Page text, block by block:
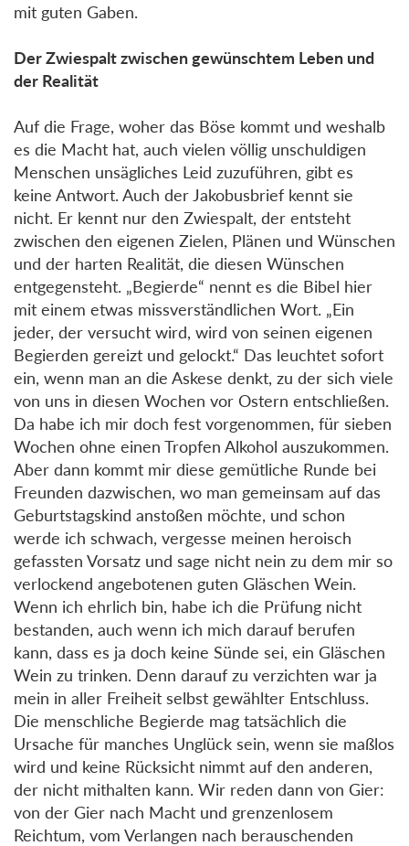
mit guten Gaben.
Der Zwiespalt zwischen gewünschtem Leben und
der Realität
Auf die Frage, woher das Böse kommt und weshalb
es die Macht hat, auch vielen völlig unschuldigen
Menschen unsägliches Leid zuzuführen, gibt es
keine Antwort. Auch der Jakobusbrief kennt sie
nicht. Er kennt nur den Zwiespalt, der entsteht
zwischen den eigenen Zielen, Plänen und Wünschen
und der harten Realität, die diesen Wünschen
entgegensteht. „Begierde“ nennt es die Bibel hier
mit einem etwas missverständlichen Wort. „Ein
jeder, der versucht wird, wird von seinen eigenen
Begierden gereizt und gelockt.“ Das leuchtet sofort
ein, wenn man an die Askese denkt, zu der sich viele
von uns in diesen Wochen vor Ostern entschließen.
Da habe ich mir doch fest vorgenommen, für sieben
Wochen ohne einen Tropfen Alkohol auszukommen.
Aber dann kommt mir diese gemütliche Runde bei
Freunden dazwischen, wo man gemeinsam auf das
Geburtstagskind anstoßen möchte, und schon
werde ich schwach, vergesse meinen heroisch
gefassten Vorsatz und sage nicht nein zu dem mir so
verlockend angebotenen guten Gläschen Wein.
Wenn ich ehrlich bin, habe ich die Prüfung nicht
bestanden, auch wenn ich mich darauf berufen
kann, dass es ja doch keine Sünde sei, ein Gläschen
Wein zu trinken. Denn darauf zu verzichten war ja
mein in aller Freiheit selbst gewählter Entschluss.
Die menschliche Begierde mag tatsächlich die
Ursache für manches Unglück sein, wenn sie maßlos
wird und keine Rücksicht nimmt auf den anderen,
der nicht mithalten kann. Wir reden dann von Gier:
von der Gier nach Macht und grenzenlosem
Reichtum, vom Verlangen nach berauschenden